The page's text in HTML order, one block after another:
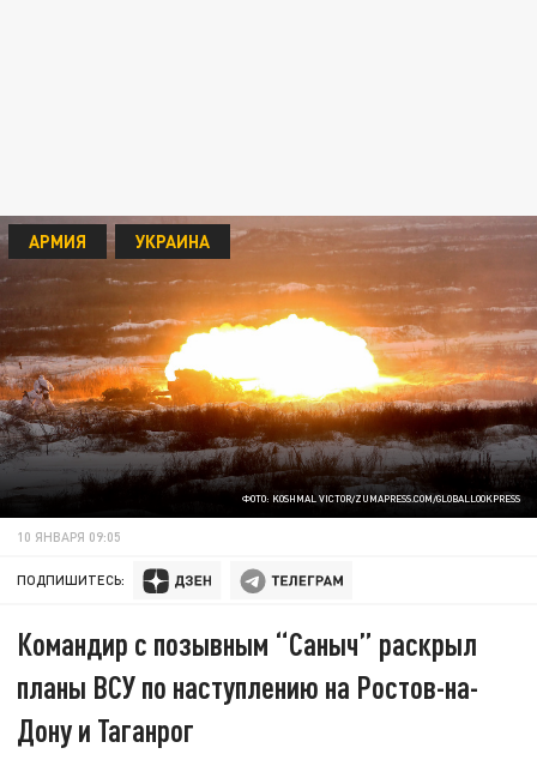
ФОТО: KOSHMAL VICTOR/ZUMAPRESS.COM/GLOBALLOOKPRESS
АРМИЯ УКРАИНА
10 ЯНВАРЯ 09:05
ПОДПИШИТЕСЬ:
Командир с позывным “Саныч” раскрыл
планы ВСУ по наступлению на Ростов-на-
Дону и Таганрог